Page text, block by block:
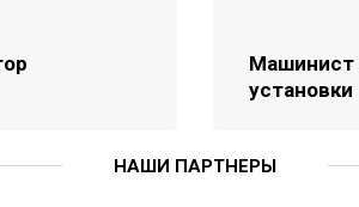
Машинист
установки
НАШИ ПАРТНЕРЫ